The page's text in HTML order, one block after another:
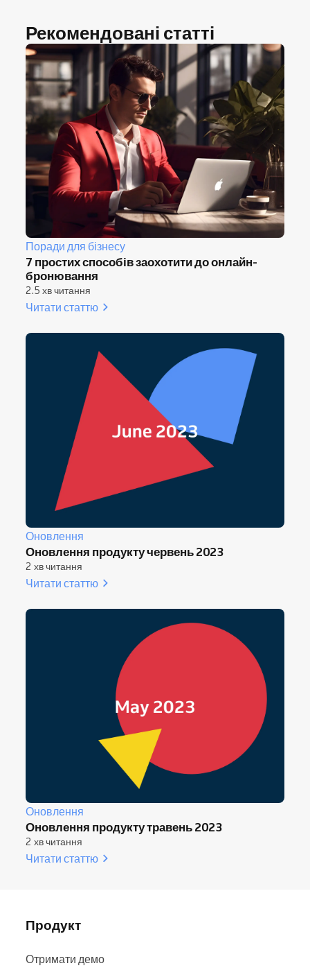
Рекомендовані статті
Поради для бізнесу
7 простих способів заохотити до онлайн-
бронювання
2.5 хв читання
Читати статтю
Оновлення
Оновлення продукту червень 2023
2 хв читання
Читати статтю
Оновлення
Оновлення продукту травень 2023
2 хв читання
Читати статтю
Продукт
Отримати демо